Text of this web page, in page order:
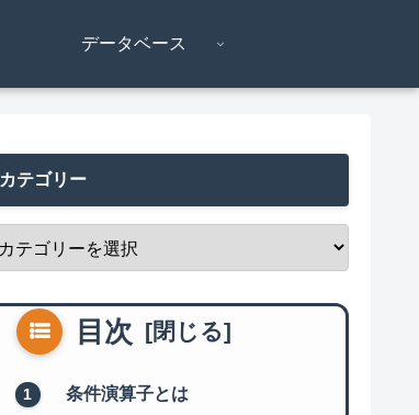
データベース
カテゴリー
目次
条件演算子とは